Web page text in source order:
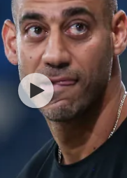
בני יהודה